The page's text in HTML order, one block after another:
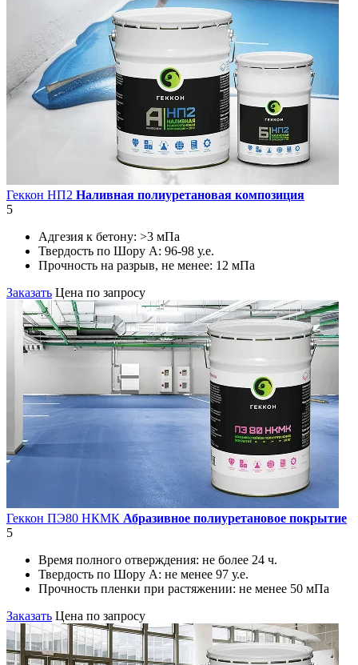
Геккон НП2 Наливная полиуретановая композиция
5
Адгезия к бетону: >3 мПа
Твердость по Шору А: 96-98 у.е.
Прочность на разрыв, не менее: 12 мПа
Заказать Цена по запросу
Геккон ПЭ80 НКМК Абразивное полиуретановое покрытие
5
Время полного отверждения: не более 24 ч.
Твердость по Шору А: не менее 97 у.е.
Прочность пленки при растяжении: не менее 50 мПа
Заказать Цена по запросу